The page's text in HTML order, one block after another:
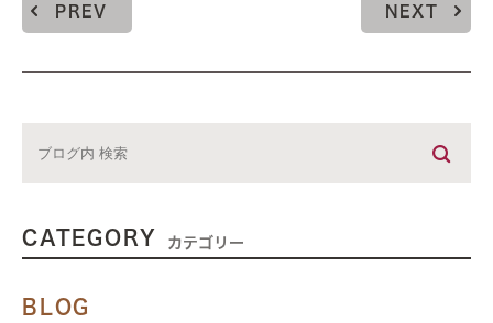
PREV NEXT
CATEGORY カテゴリー
BLOG